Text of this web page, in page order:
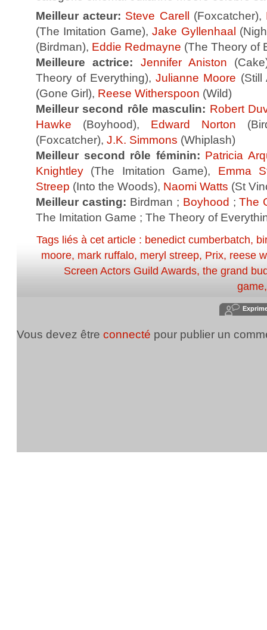
Meilleur acteur: Steve Carell (Foxcatcher),
(The Imitation Game),Jake Gyllenhaal
(Birdman), Eddie Redmayne (The Theory of
Meilleure actrice:
Jennifer Aniston
Theory of Everything),Julianne Moore
(Gone Girl), Reese Witherspoon (Wild)
Meilleur second rôle masculin: Robert
Hawke (Boyhood), Edward Norton
(Foxcatcher), J.K. Simmons (Whiplash)
Meilleur second rôle féminin: Patricia
Knightley (The Imitation Game), Emma
Streep (Into the Woods), Naomi Watts (St
Meilleur casting: Birdman ; Boyhood ;The
The Imitation Game ; The Theory of
Tags liés à cet article : benedict cumberbatch,
moore, mark ruffalo, meryl streep, Prix, reese
Screen Actors Guild Awards, the grand
game
Vous devez être connecté pour publier un